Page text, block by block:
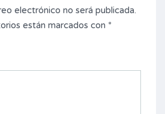
electrónico no será publicada.
están marcados con *